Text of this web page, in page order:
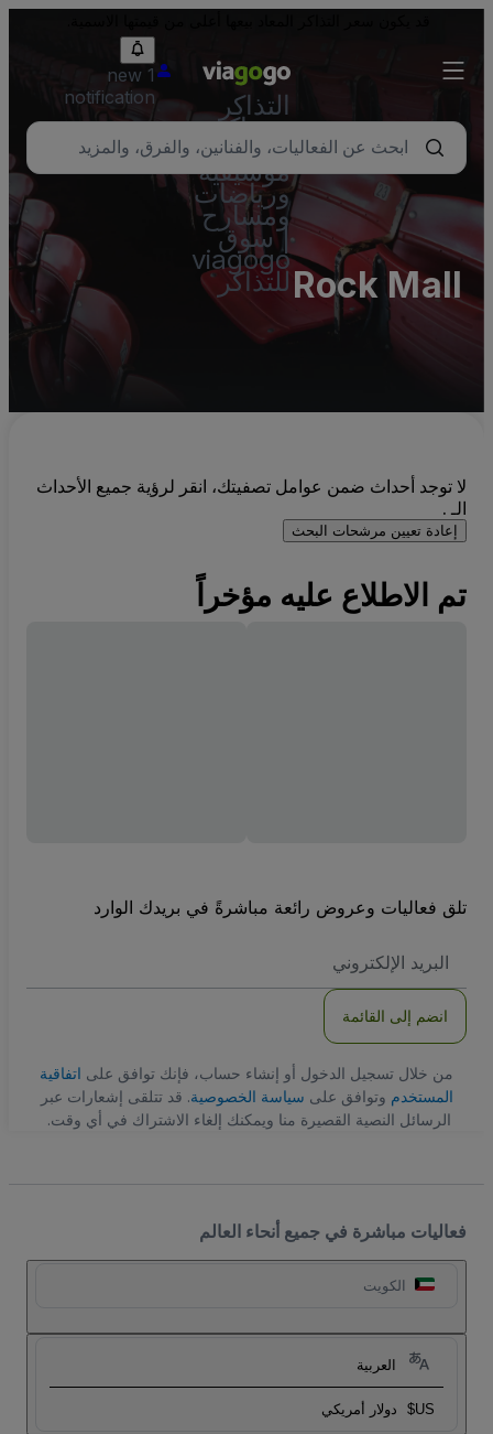
التذاكر
- تذاكر
حفلات
موسيقية
ورياضات
ومسارح
| سوق
viagogo
للتذاكر
1 new
notification
Rock Mall
لا توجد أحداث ضمن عوامل تصفيتك، انقر لرؤية جميع الأحداث
الـ .
إعادة تعيين مرشحات البحث
تم الاطلاع عليه مؤخراً
تلق فعاليات وعروض رائعة مباشرةً في بريدك الوارد
الاكتروني
انضم إلى القائمة
من خلال تسجيل الدخول أو إنشاء حساب، فإنك توافق على اتفاقية
المستخدم وتوافق على سياسة الخصوصية. قد تتلقى إشعارات عبر
الرسائل النصية القصيرة منا ويمكنك إلغاء الاشتراك في أي وقت.
فعاليات مباشرة في جميع أنحاء العالم
الكويت
العربية
US$ دولار أمريكي